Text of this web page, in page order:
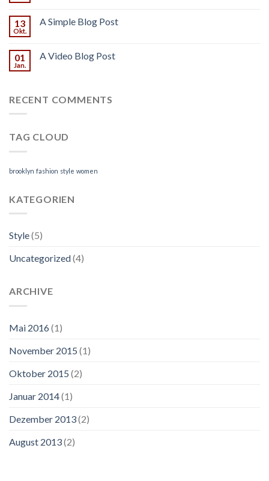
13
Okt.
A Simple Blog Post
01
Jan.
A Video Blog Post
RECENT COMMENTS
TAG CLOUD
brooklyn fashion style women
KATEGORIEN
Style(5)
Uncategorized(4)
ARCHIVE
Mai 2016(1)
November 2015 (1)
Oktober 2015 (2)
Januar 2014(1)
Dezember 2013(2)
August 2013(2)